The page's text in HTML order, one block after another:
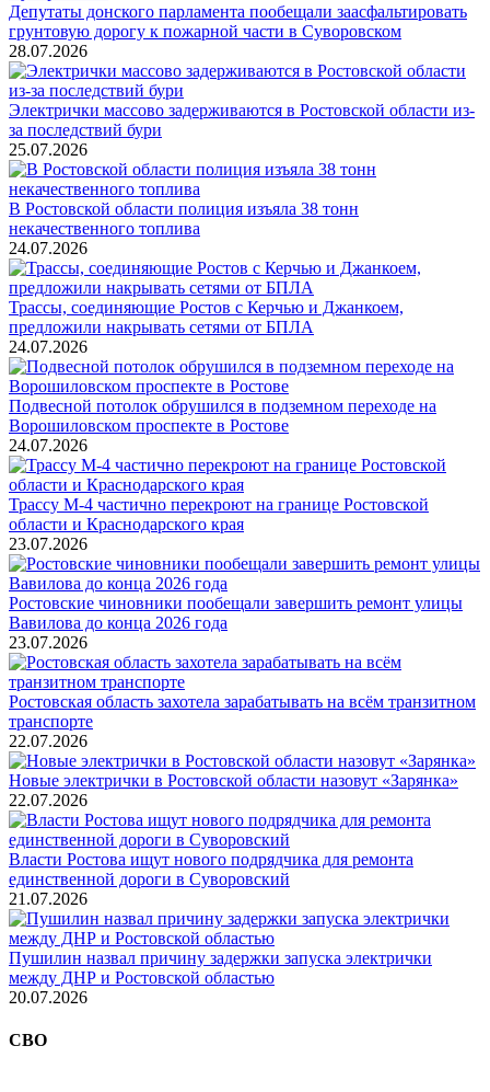
Депутаты донского парламента пообещали заасфальтировать
грунтовую дорогу к пожарной части в Суворовском
28.07.2026
Электрички массово задерживаются в Ростовской области из-
за последствий бури
25.07.2026
В Ростовской области полиция изъяла 38 тонн
некачественного топлива
24.07.2026
Трассы, соединяющие Ростов с Керчью и Джанкоем,
предложили накрывать сетями от БПЛА
24.07.2026
Подвесной потолок обрушился в подземном переходе на
Ворошиловском проспекте в Ростове
24.07.2026
Трассу М-4 частично перекроют на границе Ростовской
области и Краснодарского края
23.07.2026
Ростовские чиновники пообещали завершить ремонт улицы
Вавилова до конца 2026 года
23.07.2026
Ростовская область захотела зарабатывать на всём транзитном
транспорте
22.07.2026
Новые электрички в Ростовской области назовут «Зарянка»
22.07.2026
Власти Ростова ищут нового подрядчика для ремонта
единственной дороги в Суворовский
21.07.2026
Пушилин назвал причину задержки запуска электрички
между ДНР и Ростовской областью
20.07.2026
СВО